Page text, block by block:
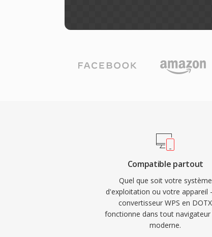
Compatible partout
Quel que soit votre système
d'exploitation ou votre appareil
convertisseur WPS en DOTX
fonctionne dans tout navigateur
moderne.